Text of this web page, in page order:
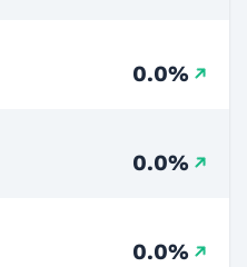
0.0%
0.0%
0.0%